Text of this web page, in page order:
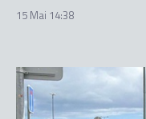
15 Mai 14:38